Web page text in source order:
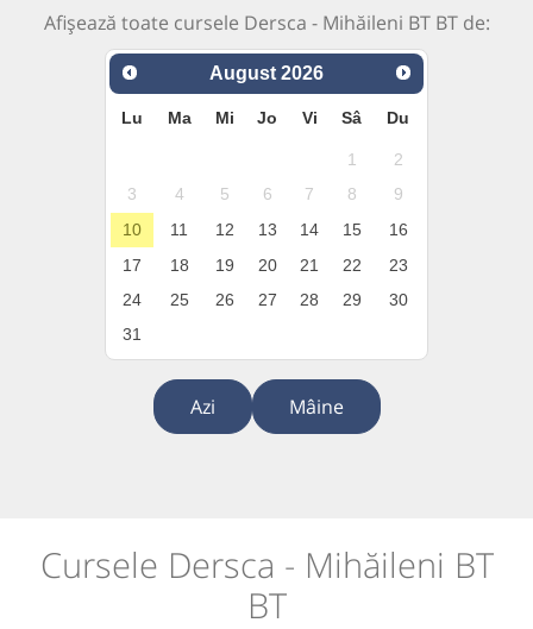
Afișează toate cursele Dersca - Mihăileni BT BT de:
August 2026
Lu Ma Mi Jo Vi Sâ Du
1
2
3
4 5 6 7 8
9
10
11 12 13 14 15
16
17
18 19 20 21 22
23
24
25 26 27 28 29
30
31
Azi Mâine
Cursele Dersca - Mihăileni BT
BT